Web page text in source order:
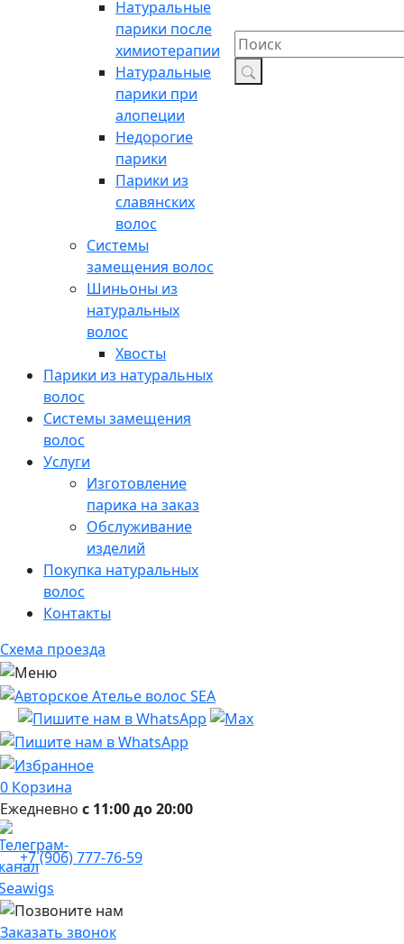
Натуральные
парики после
химиотерапии
Натуральные
парики при
алопеции
Недорогие
парики
Парики из
славянских
волос
Системы
замещения волос
Шиньоны из
натуральных
волос
Хвосты
Парики из натуральных
волос
Системы замещения
волос
Услуги
Изготовление
парика на заказ
Обслуживание
изделий
Покупка натуральных
волос
Контакты
Схема проезда
0 Корзина
Ежедневно с 11:00 до 20:00
+7 (906) 777-76-59
Заказать звонок